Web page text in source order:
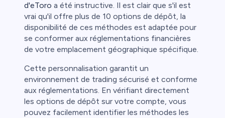
d'eToro a été instructive. Il est clair que s'il est
vrai qu'il offre plus de 10 options de dépôt, la
disponibilité de ces méthodes est adaptée pour
se conformer aux réglementations financières
de votre emplacement géographique spécifique.
Cette personnalisation garantit un
environnement de trading sécurisé et conforme
aux réglementations. En vérifiant directement
les options de dépôt sur votre compte, vous
pouvez facilement identifier les méthodes les